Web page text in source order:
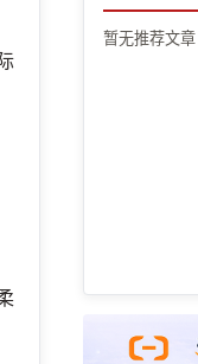
暂无推荐文章